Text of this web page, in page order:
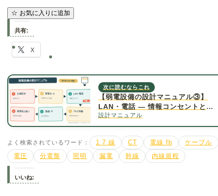
☆ お気に入りに追加
共有:
X
次に読むならこれ
【弱電設備の設計マニュアル③】
LAN・電話 ― 情報コンセントと
MDF／IDF
設計マニュアル
よく検索されているワード： 1 7 線 CT 電線 fb
ケーブル
電圧
分電盤 照明 漏電 幹線 内線規程
いいね: